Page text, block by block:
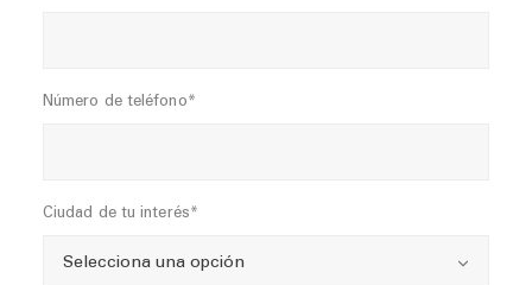
Número de teléfono*
Ciudad de tu interés*